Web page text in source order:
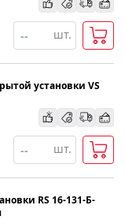
шт.
установки VS
шт.
RS 16-131-Б-